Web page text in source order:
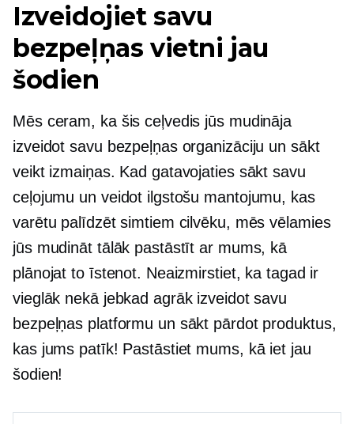
Izveidojiet savu
bezpeļņas vietni jau
šodien
Mēs ceram, ka šis ceļvedis jūs mudināja
izveidot savu bezpeļņas organizāciju un sākt
veikt izmaiņas. Kad gatavojaties sākt savu
ceļojumu un veidot ilgstošu mantojumu, kas
varētu palīdzēt simtiem cilvēku, mēs vēlamies
jūs mudināt tālāk pastāstīt ar mums, kā
plānojat to īstenot. Neaizmirstiet, ka tagad ir
vieglāk nekā jebkad agrāk izveidot savu
bezpeļņas platformu un sākt pārdot produktus,
kas jums patīk! Pastāstiet mums, kā iet jau
šodien!